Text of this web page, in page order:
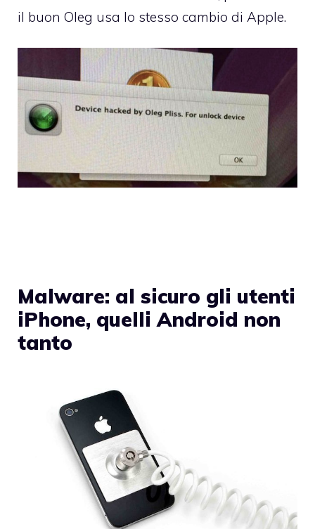
il buon Oleg usa lo stesso cambio di Apple.
Malware: al sicuro gli utenti
iPhone, quelli Android non
tanto